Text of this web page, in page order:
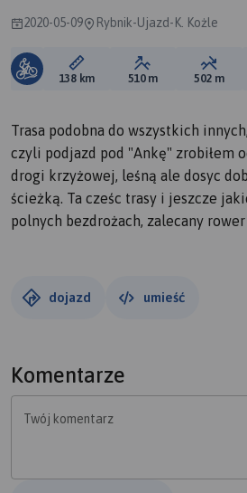
2020-05-09 Rybnik-Ujazd-K. Kożle
Długość trasy:
138 km Suma przewyższeń:
510 m Suma
502 m
Trasa podobna do wszystkich
czyli podjazd pod "Ankę" zrobiłem
drogi krzyżowej, leśną ale dosyc
ścieżką. Ta cześc trasy i jeszcze
polnych bezdrożach, zalecany
dojazd umieść
Komentarze
Twój komentarz